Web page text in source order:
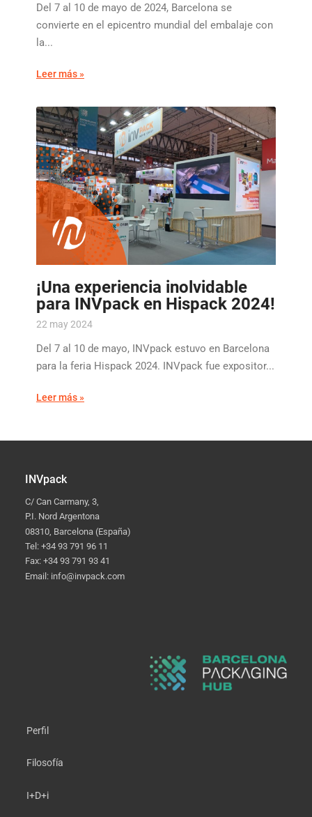
Del 7 al 10 de mayo de 2024, Barcelona se
convierte en el epicentro mundial del embalaje con
la...
Leer más »
¡Una experiencia inolvidable
para INVpack en Hispack 2024!
22 may 2024
Del 7 al 10 de mayo, INVpack estuvo en Barcelona
para la feria Hispack 2024. INVpack fue expositor...
Leer más »
INVpack
C/ Can Carmany, 3,
P.I. Nord Argentona
08310, Barcelona (España)
Tel: +34 93 791 96 11
Fax: +34 93 791 93 41
Email: info@invpack.com
Perfil
Filosofía
I+D+i